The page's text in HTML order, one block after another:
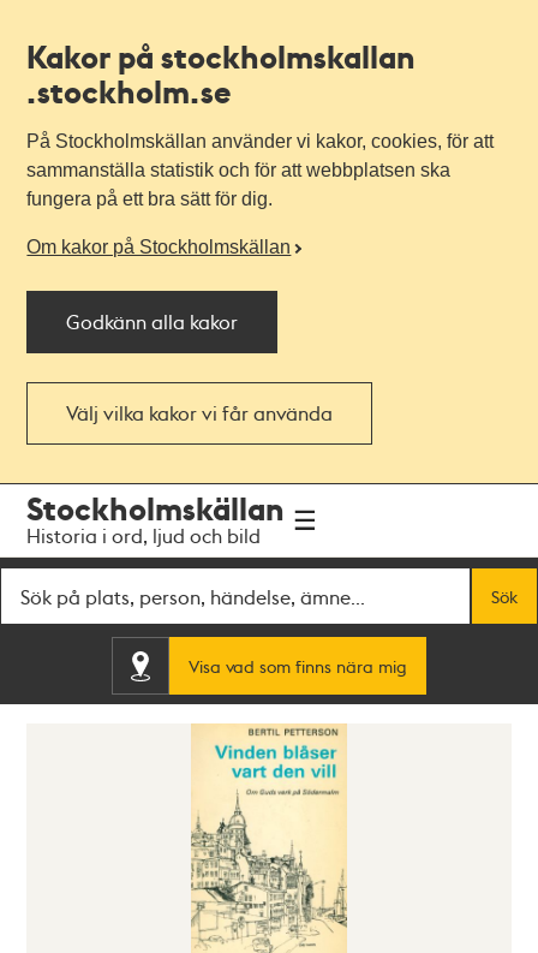
Kakor på stockholmskallan
.stockholm.se
På Stockholmskällan använder vi kakor, cookies, för att
sammanställa statistik och för att webbplatsen ska
fungera på ett bra sätt för dig.
Om kakor på Stockholmskällan
Godkänn alla kakor
Välj vilka kakor vi får använda
navigationen
huvudinnehållet
Stockholmskällan
Historia i ord, ljud och bild
Sök
Visa vad som finns nära mig